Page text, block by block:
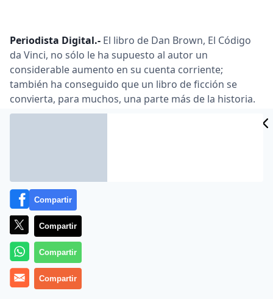
Periodista Digital.- El libro de Dan Brown, El Código
da Vinci, no sólo le ha supuesto al autor un
considerable aumento en su cuenta corriente;
también ha conseguido que un libro de ficción se
convierta, para muchos, una parte más de la historia.
Si se cumple aquel aforismo que dice que de mala
literatura surgen excelentes películas, habrá que
esperar que la versión en cine de El Código Da Vinci
sea una obra maestra. Pero incluso este extremo es
harto improbable. “Que la verdad no arruine la
taquilla”, se han debido de decir los productores y
mandamases de Sony.
Compartir
Compartir
Compartir
Compartir